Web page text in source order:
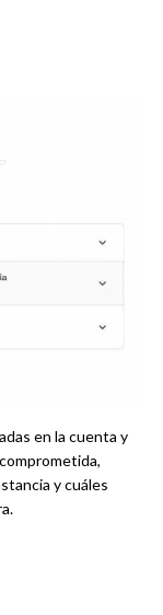
en la cuenta y
y cuáles